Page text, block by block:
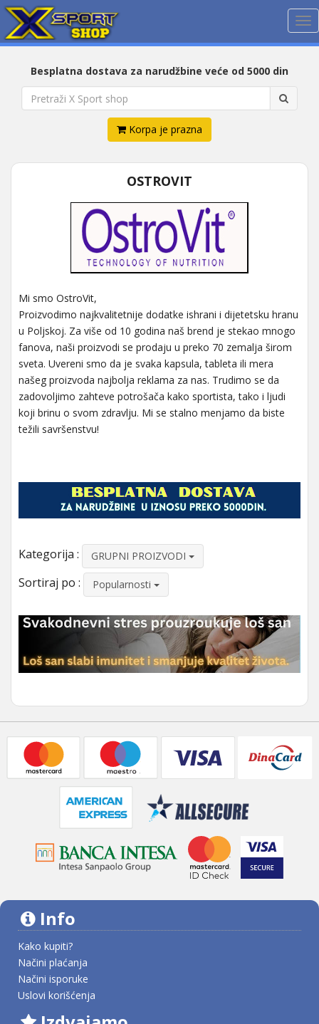
Besplatna dostava za narudžbine veće od 5000 din
Korpa je prazna
OSTROVIT
Mi smo OstroVit,
Proizvodimo najkvalitetnije dodatke ishrani i dijetetsku hranu
u Poljskoj. Za više od 10 godina naš brend je stekao mnogo
fanova, naši proizvodi se prodaju u preko 70 zemalja širom
sveta. Uvereni smo da je svaka kapsula, tableta ili mera
našeg proizvoda najbolja reklama za nas. Trudimo se da
zadovoljimo zahteve potrošača kako sportista, tako i ljudi
koji brinu o svom zdravlju. Mi se stalno menjamo da biste
težili savršenstvu!
Kategorija : GRUPNI PROIZVODI
Sortiraj po : Popularnosti
Info
Kako kupiti?
Načini plaćanja
Načini isporuke
Uslovi korišćenja